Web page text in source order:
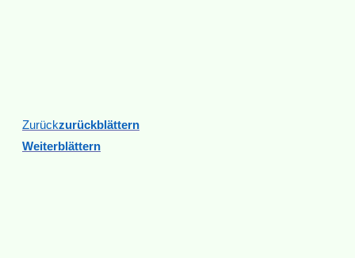
ZurückZurückblättern
Weiterblättern